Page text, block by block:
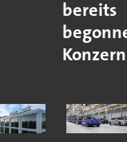
bereits